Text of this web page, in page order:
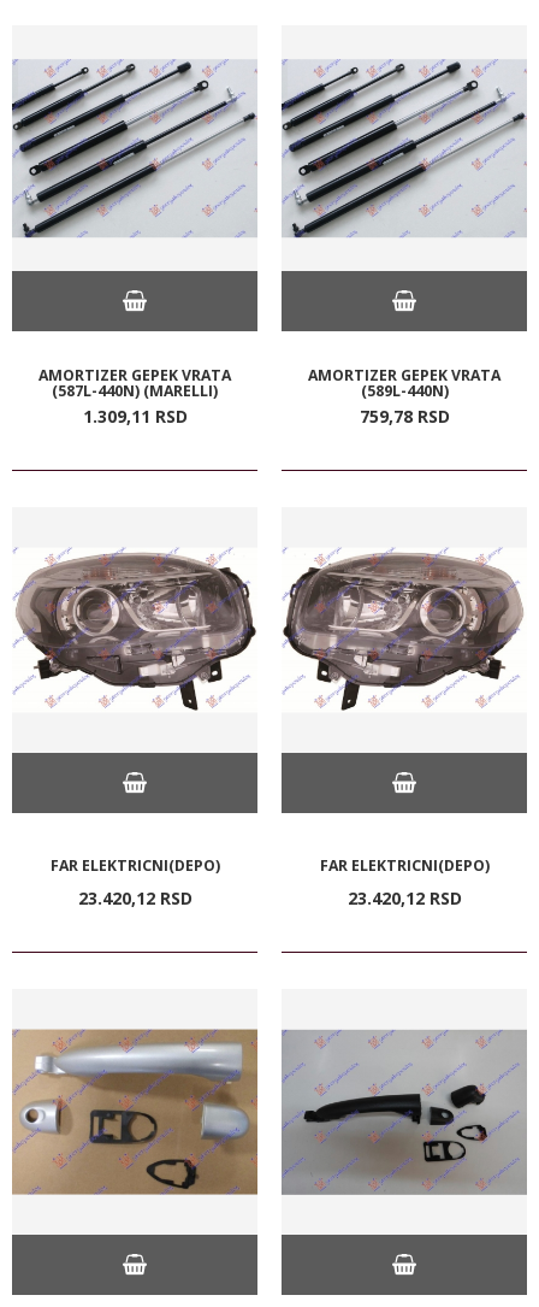
AMORTIZER GEPEK VRATA
(587L-440N) (MARELLI)
1.309,11 RSD
AMORTIZER GEPEK VRATA
(589L-440N)
759,78 RSD
FAR ELEKTRICNI(DEPO)
23.420,12 RSD
FAR ELEKTRICNI(DEPO)
23.420,12 RSD